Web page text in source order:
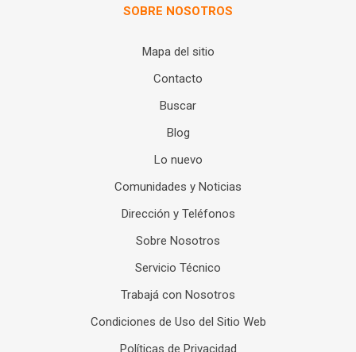
SOBRE NOSOTROS
Mapa del sitio
Contacto
Buscar
Blog
Lo nuevo
Comunidades y Noticias
Dirección y Teléfonos
Sobre Nosotros
Servicio Técnico
Trabajá con Nosotros
Condiciones de Uso del Sitio Web
Políticas de Privacidad